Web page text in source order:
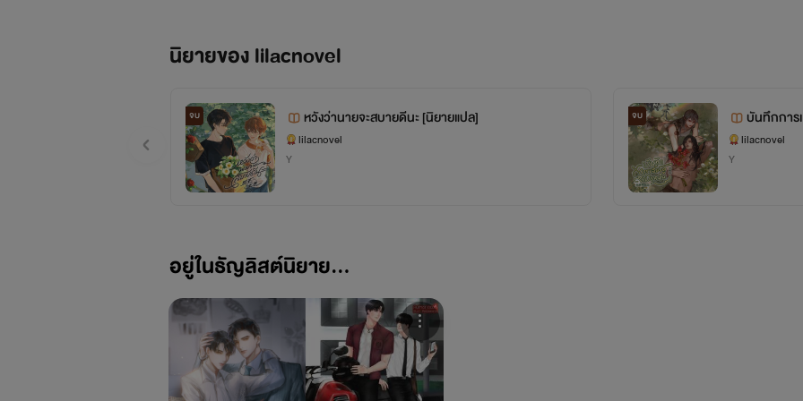
นิยายของ lilacnovel
จบ หวังว่านายจะสบายดีนะ [นิยายแปล]
lilacnovel
Y
จบ
lilacnovel
Y
อยู่ในธัญลิสต์นิยาย...